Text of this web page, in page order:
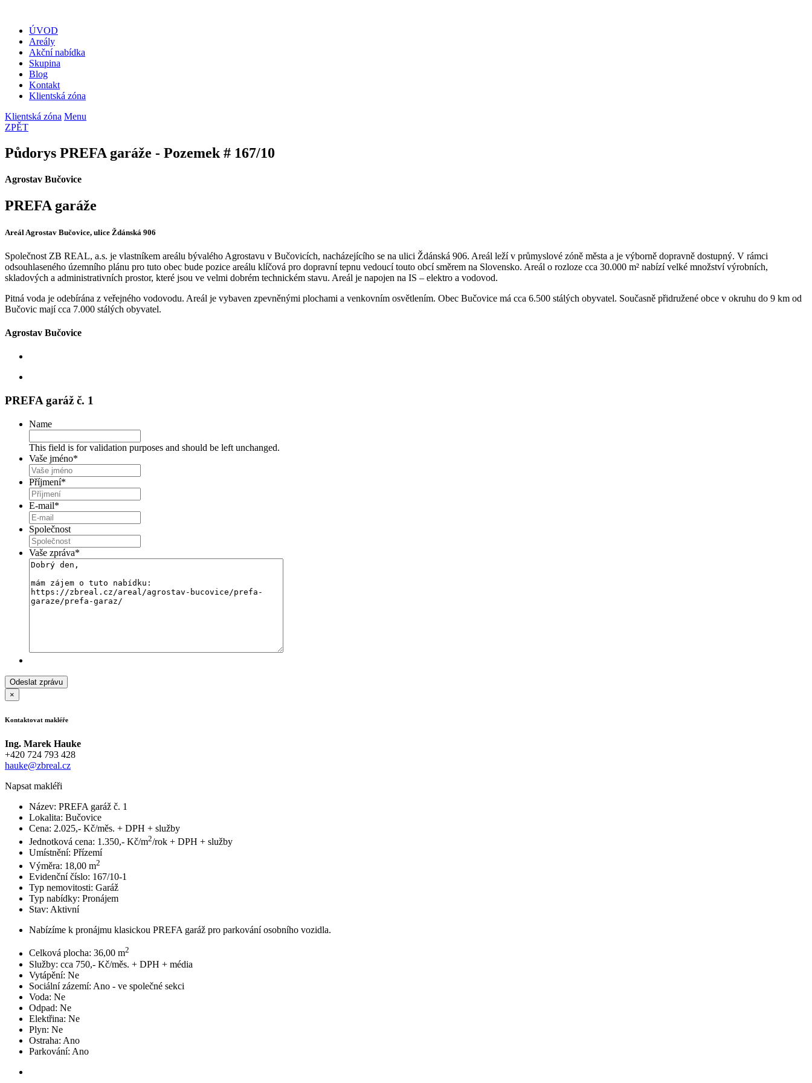
ÚVOD
Areály
Akční nabídka
Skupina
Blog
Kontakt
Klientská zóna
Klientská zóna Menu
ZPĚT
Půdorys PREFA garáže - Pozemek # 167/10
Agrostav Bučovice
PREFA garáže
Areál Agrostav Bučovice, ulice Ždánská 906
Společnost ZB REAL, a.s. je vlastníkem areálu bývalého Agrostavu v Bučovicích, nacházejícího se na ulici Ždánská 906. Areál leží v průmyslové zóně města a je výborně dopravně dostupný. V rámci
odsouhlaseného územního plánu pro tuto obec bude pozice areálu klíčová pro dopravní tepnu vedoucí touto obcí směrem na Slovensko. Areál o rozloze cca 30.000 m² nabízí velké množství výrobních,
skladových a administrativních prostor, které jsou ve velmi dobrém technickém stavu. Areál je napojen na IS – elektro a vodovod.
Pitná voda je odebírána z veřejného vodovodu. Areál je vybaven zpevněnými plochami a venkovním osvětlením. Obec Bučovice má cca 6.500 stálých obyvatel. Současně přidružené obce v okruhu do 9 km od
Bučovic mají cca 7.000 stálých obyvatel.
Agrostav Bučovice
PREFA garáž č. 1
Name
This field is for validation purposes and should be left unchanged.
Vaše jméno*
Příjmení*
E-mail*
Společnost
Vaše zpráva*
×
Kontaktovat makléře
Ing. Marek Hauke
+420 724 793 428
hauke@zbreal.cz
Napsat makléři
Název: PREFA garáž č. 1
Lokalita: Bučovice
Cena: 2.025,- Kč/měs. + DPH + služby
Jednotková cena: 1.350,- Kč/m2/rok + DPH + služby
Umístnění: Přízemí
Výměra: 18,00 m2
Evidenční číslo: 167/10-1
Typ nemovitosti: Garáž
Typ nabídky: Pronájem
Stav: Aktivní
Nabízíme k pronájmu klasickou PREFA garáž pro parkování osobního vozidla.
Celková plocha: 36,00 m2
Služby: cca 750,- Kč/měs. + DPH + média
Vytápění: Ne
Sociální zázemí: Ano - ve společné sekci
Voda: Ne
Odpad: Ne
Elektřina: Ne
Plyn: Ne
Ostraha: Ano
Parkování: Ano